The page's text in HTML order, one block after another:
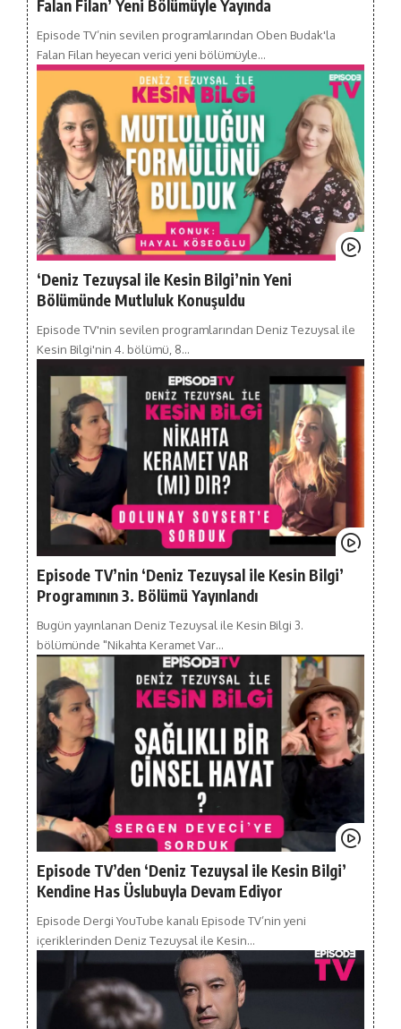
Falan Filan’ Yeni Bölümüyle Yayında
Episode TV’nin sevilen programlarından Oben Budak'la
Falan Filan heyecan verici yeni bölümüyle…
‘Deniz Tezuysal ile Kesin Bilgi’nin Yeni
Bölümünde Mutluluk Konuşuldu
Episode TV'nin sevilen programlarından Deniz Tezuysal ile
Kesin Bilgi'nin 4. bölümü, 8…
Episode TV’nin ‘Deniz Tezuysal ile Kesin Bilgi’
Programının 3. Bölümü Yayınlandı
Bugün yayınlanan Deniz Tezuysal ile Kesin Bilgi 3.
bölümünde "Nikahta Keramet Var…
Episode TV’den ‘Deniz Tezuysal ile Kesin Bilgi’
Kendine Has Üslubuyla Devam Ediyor
Episode Dergi YouTube kanalı Episode TV’nin yeni
içeriklerinden Deniz Tezuysal ile Kesin…